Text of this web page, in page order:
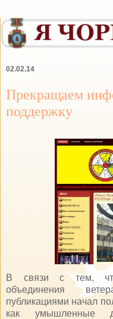
02.02.14
Прекращаем
поддержку
В связи с тем, что
объединения
публикациями начал
как умышленные